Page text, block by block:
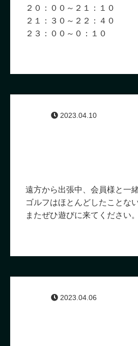
２０：００～２１：１０
２１：３０～２２：４０
２３：００～０：１０
2023.04.10
遠方から出張中、会員様と一
ゴルフはほとんどしたことな
またぜひ遊びに来てください。
2023.04.06